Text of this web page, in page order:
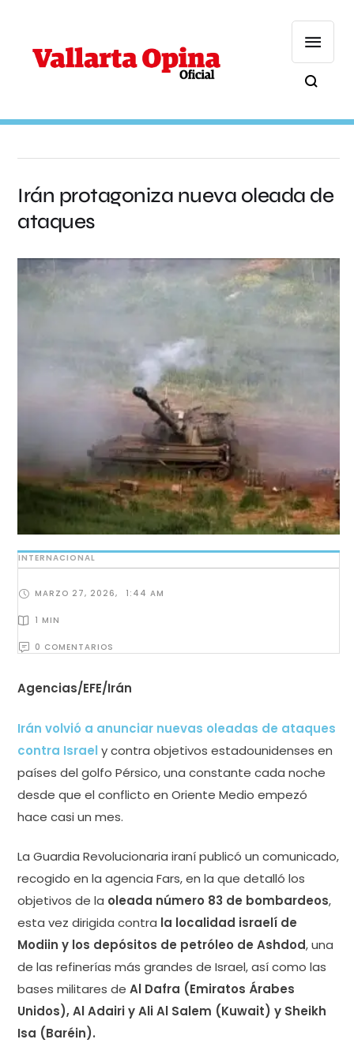
Irán protagoniza nueva oleada de
ataques
INTERNACIONAL
MARZO 27, 2026, 1:44 AM
1 MIN
0 COMENTARIOS
Agencias/EFE/Irán
Irán volvió a anunciar nuevas oleadas de ataques
contra Israel y contra objetivos estadounidenses en
países del golfo Pérsico, una constante cada noche
desde que el conflicto en Oriente Medio empezó
hace casi un mes.
La Guardia Revolucionaria iraní publicó un comunicado,
recogido en la agencia Fars, en la que detalló los
objetivos de la oleada número 83 de bombardeos,
esta vez dirigida contra la localidad israelí de
Modiin y los depósitos de petróleo de Ashdod, una
de las refinerías más grandes de Israel, así como las
bases militares de Al Dafra (Emiratos Árabes
Unidos), Al Adairi y Ali Al Salem (Kuwait) y Sheikh
Isa (Baréin).